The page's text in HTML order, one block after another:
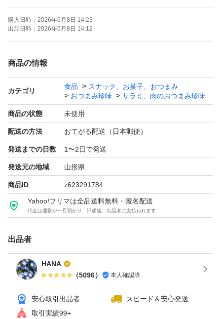
山形で有名な宮内ハムのサラミ。
天然羊腸を使っているので、
本品は無選別品となり、
長いもの短いものなど
たっぷり入っています
食べごたえあります。
☆宮内ハムのドライソーセージ サラミ
大容量500g(大袋)×2袋
賞味期限2026.09.24
(こちらは皮のところが少ない品、皮のところが無い品で
2袋で合計1000g
賞味期限たっぷりあります(*^▽^*)
購入日時： 2026年6月8日 14:23
出品日時： 2026年6月8日 14:12
商品の情報
カテゴリ
食品
スナック、お菓子、おつまみ
おつまみ珍味
サラミ、肉のおつまみ珍味
商品の状態 未使用
配送の方法 おてがる配送（日本郵便）
発送までの日数 1〜2日で発送
発送元の地域 山形県
商品ID z623291784
Yahoo!フリマは全品送料無料・匿名配送
代金は運営が一旦預かり、評価後、出品者に支払われます
出品者
HANA
（5096） 本人確認済
安心取引出品者
スピード＆安心発送
取引実績99+